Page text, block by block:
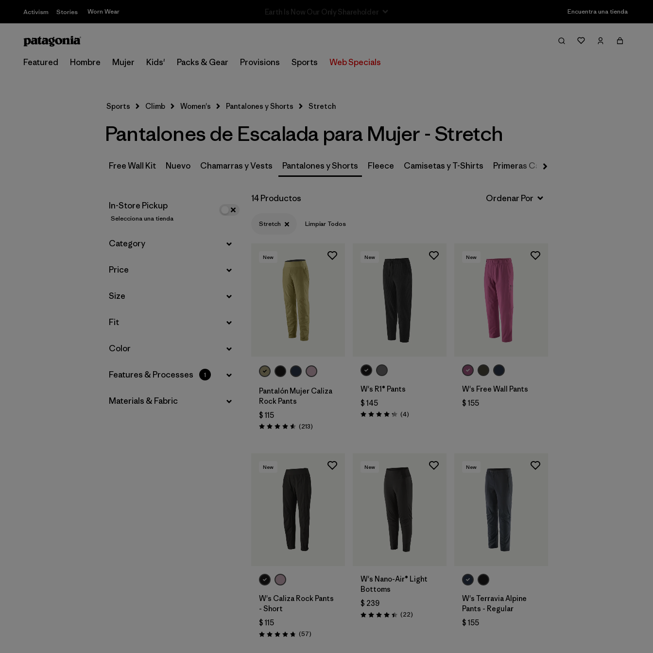
Activism Stories Worn Wear Sale — Up to 40% Off Past-Season Clothing & Gear Encuentra una tienda
Featured Hombre Mujer Kids' Packs & Gear Provisions Sports Web Specials
Filter & Sort
Selecciona una tienda
Filtrar por
Price
Filtrar por
Size
Filtrar por
Fit
Filtrar por
Features & Processes
Filtrar por
Materials & Fabric
Sports Climb Women's Pantalones y Shorts Stretch
Pantalones de Escalada para Mujer - Stretch
Free Wall Kit Nuevo Chamarras y Vests Pantalones y Shorts Fleece Camisetas y T-Shirts Primeras Capas, Calcetines y Ropa
In-Store Pickup
Selecciona una tienda
Filtrar por
Category
Filtrar por
Price
Filtrar por
Size
Filtrar por
Fit
Filtrar por
Color
Filtrar por
Features & Processes 1
Filtrar por
Materials & Fabric
14 Productos
Stretch Limpiar Todos
New
Pantalón Mujer Caliza
Rock Pants
$ 115
Valoración: 4.6 / 5
(213Comentarios
)
New
W's R1® Pants
$ 145
Valoración: 4.3 / 5
(4Comentarios
)
New
W's Free Wall Pants
$ 155
New
W's Caliza Rock Pants
- Short
$ 115
Valoración: 4.8 / 5
(57Comentarios
)
New
W's Nano-Air® Light
Bottoms
$ 239
Valoración: 4.4 / 5
(22Comentarios
)
New
W's Terravia Alpine
Pants - Regular
$ 155